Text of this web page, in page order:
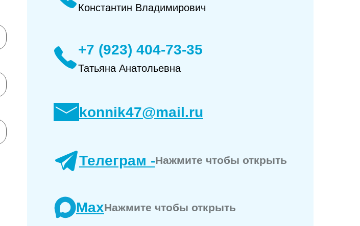
MaxНажмите чтобы открыть
Телеграм -Нажмите чтобы открыть
konnik47@mail.ru
+7 (923) 404-73-35
Татьяна Анатольевна
Константин Владимирович